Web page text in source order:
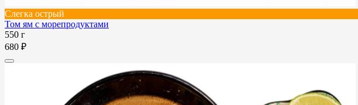
Слегка острый
Том ям с морепродуктами
550 г
680 ₽